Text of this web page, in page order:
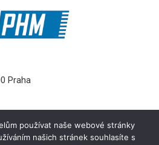
Praha
používat naše webové stránky
našich stránek souhlasíte s